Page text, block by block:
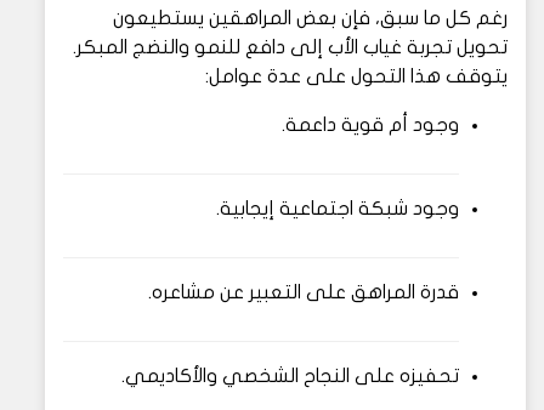
رغم كل ما سبق، فإن بعض المراهقين يستطيعون
تحويل تجربة غياب الأب إلى دافع للنمو والنضج المبكر.
يتوقف هذا التحول على عدة عوامل:
وجود أم قوية داعمة.
وجود شبكة اجتماعية إيجابية.
قدرة المراهق على التعبير عن مشاعره.
تحفيزه على النجاح الشخصي والأكاديمي.